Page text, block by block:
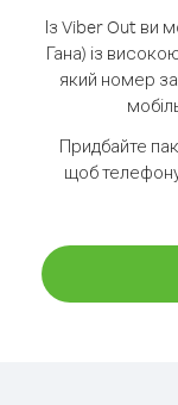
Із Viber Out ви
Гана) із
який номер
Придбайте
щоб